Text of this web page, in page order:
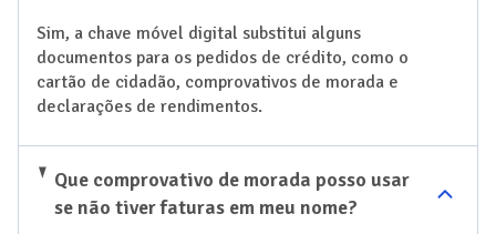
Sim, a chave móvel digital substitui alguns
documentos para os pedidos de crédito, como o
cartão de cidadão, comprovativos de morada e
declarações de rendimentos.
Que comprovativo de morada posso usar
se não tiver faturas em meu nome?